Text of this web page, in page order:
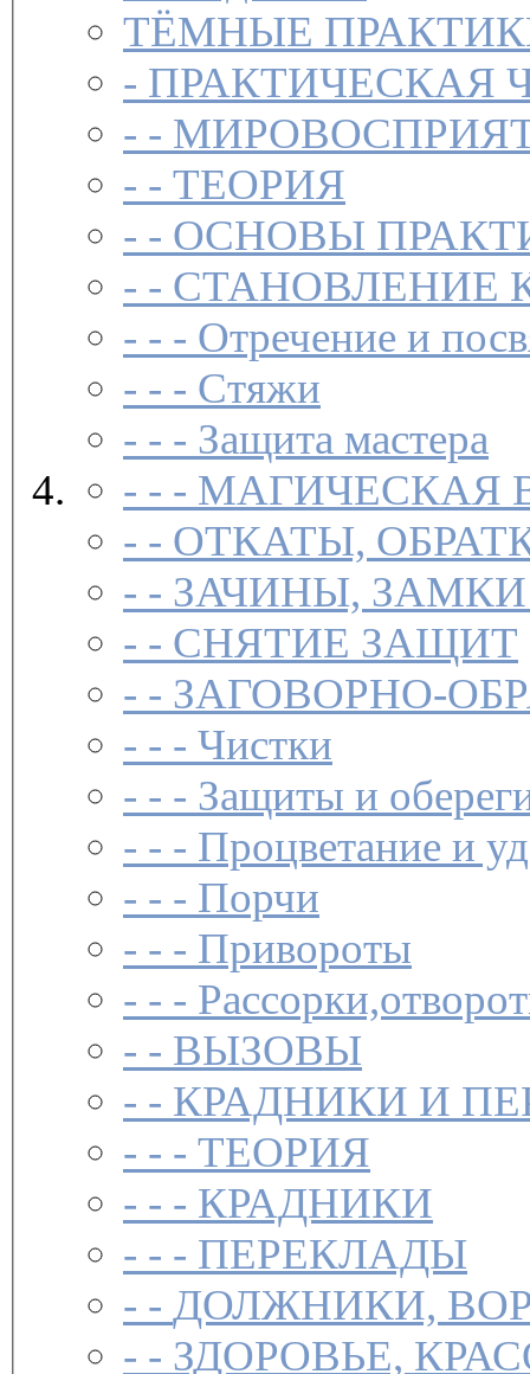
ТЁМНЫЕ
- ПРАКТИЧЕСКАЯ
- -
- - ТЕОРИЯ
- - ОСНОВЫ
- - СТАНОВЛЕНИЕ
- - - Отречение и
- - - Стяжи
- - - Защита мастера
- - - МАГИЧЕСКАЯ
- - ОТКАТЫ,
- - ЗАЧИНЫ,
- - СНЯТИЕ ЗАЩИТ
- - ЗАГОВОР­НО-
- - - Чистки­
- - - Защиты и
- - - Процветание и
- - - Порчи
- - - Привороты
- - -
- - ВЫЗОВЫ
- - КРАДНИКИ И
- - - ТЕОРИЯ
- - - КРАДНИКИ
- - - ПЕРЕКЛАДЫ
- - ДОЛЖНИКИ,
- - ЗДОРОВЬЕ,